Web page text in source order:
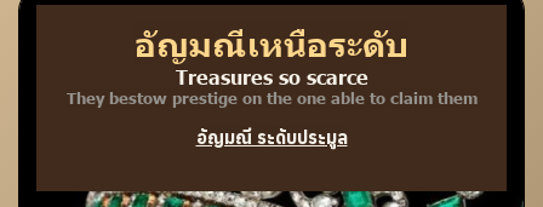
อัญมณีเหนือระดับ
Treasures so scarce
They bestow prestige on the one able to claim them
อัญมณี ระดับประมูล